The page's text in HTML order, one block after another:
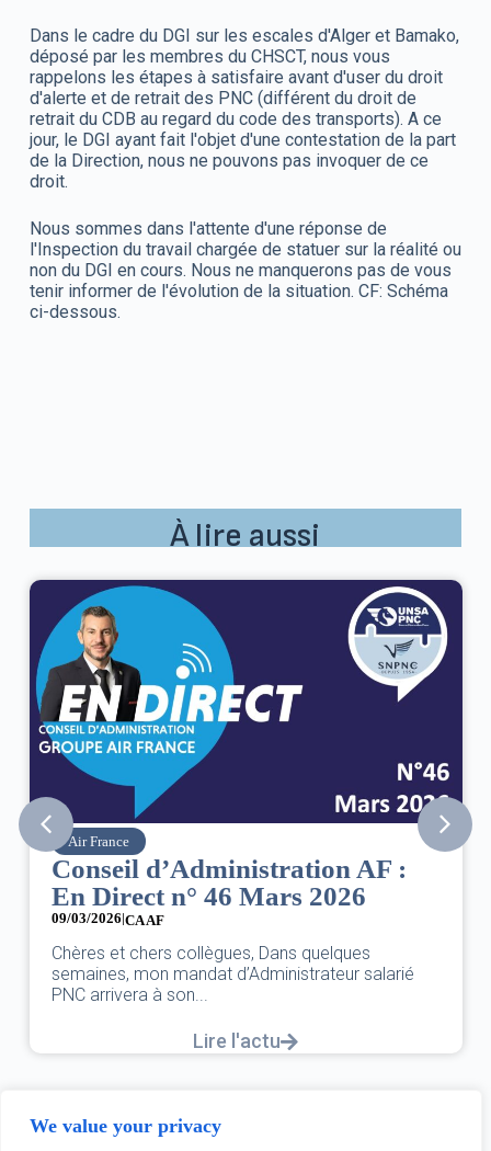
We value your privacy
Dans le cadre du DGI sur les escales d'Alger et Bamako,
déposé par les membres du CHSCT, nous vous
rappelons les étapes à satisfaire avant d'user du droit
d'alerte et de retrait des PNC (différent du droit de
retrait du CDB au regard du code des transports). A ce
jour, le DGI ayant fait l'objet d'une contestation de la part
de la Direction, nous ne pouvons pas invoquer de ce
droit.
Nous sommes dans l'attente d'une réponse de
l'Inspection du travail chargée de statuer sur la réalité ou
non du DGI en cours. Nous ne manquerons pas de vous
tenir informer de l'évolution de la situation. CF: Schéma
ci-dessous.
À lire aussi
Air France
Conseil d’Administration AF :
En Direct n° 46 Mars 2026
09/03/2026|CA AF
Chères et chers collègues, Dans quelques
semaines, mon mandat d’Administrateur salarié
PNC arrivera à son...
Lire l'actu